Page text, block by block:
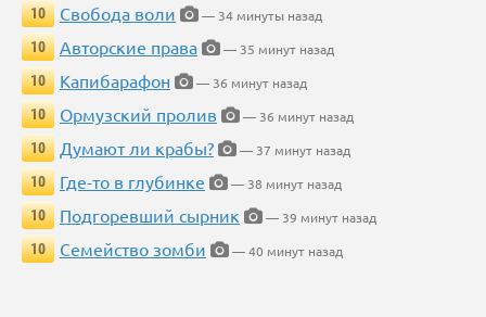
10
Свобода воли
— 34 минуты назад
10
Авторские права
— 35 минут назад
10
Капибарафон
— 36 минут назад
10
Ормузский пролив
— 36 минут назад
10
Думают ли крабы?
— 37 минут назад
10
Где-то в глубинке
— 38 минут назад
10
Подгоревший сырник
— 39 минут назад
10
Семейство зомби — 40 минут назад